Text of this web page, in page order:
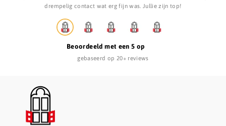
drempelig contact wat erg fijn was. Jullie zijn top!
Beoordeeld met een 5 op
gebaseerd op 20+ reviews